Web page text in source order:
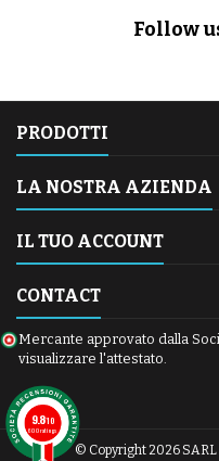
Follow
PRODOTTI
LA NOSTRA AZIENDA
IL TUO ACCOUNT
CONTACT
Mercante approvato dalla
visualizzare l'attestato
© Copyright 2026 SARL
9.8/10
600 ratings